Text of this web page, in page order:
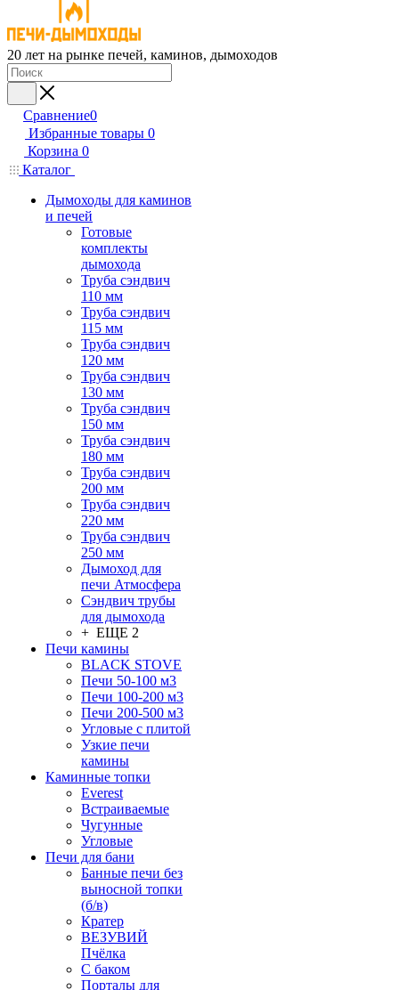
20 лет на рынке печей, каминов, дымоходов
Сравнение0
Избранные товары 0
Корзина 0
Каталог
Дымоходы для каминов
и печей
Готовые
комплекты
дымохода
Труба сэндвич
110 мм
Труба сэндвич
115 мм
Труба сэндвич
120 мм
Труба сэндвич
130 мм
Труба сэндвич
150 мм
Труба сэндвич
180 мм
Труба сэндвич
200 мм
Труба сэндвич
220 мм
Труба сэндвич
250 мм
Дымоход для
печи Атмосфера
Сэндвич трубы
для дымохода
+ ЕЩЕ 2
Печи камины
BLACK STOVE
Печи 50-100 м3
Печи 100-200 м3
Печи 200-500 м3
Угловые с плитой
Узкие печи
камины
Каминные топки
Everest
Встраиваемые
Чугунные
Угловые
Печи для бани
Банные печи без
выносной топки
(б/в)
Кратер
ВЕЗУВИЙ
Пчёлка
С баком
Порталы для